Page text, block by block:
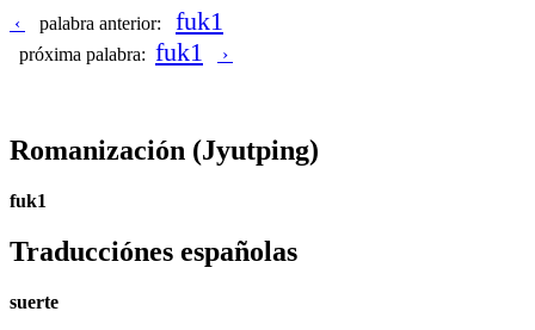
‹ palabra anterior: fuk1
próxima palabra: fuk1 ›
Romanización (Jyutping)
fuk1
Traducciónes españolas
suerte